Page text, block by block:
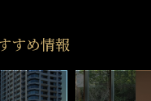
すめ情報